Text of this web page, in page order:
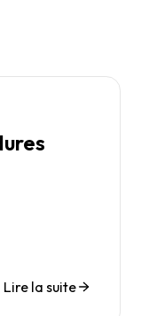
Lire la suite